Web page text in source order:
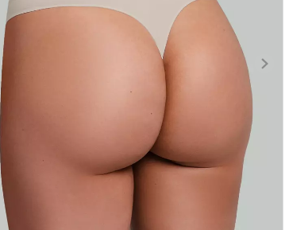
Велосипедки з високою
талією TRACKS 01 (чорний)
Безшовні
(чорний) Giulia
482 грн.